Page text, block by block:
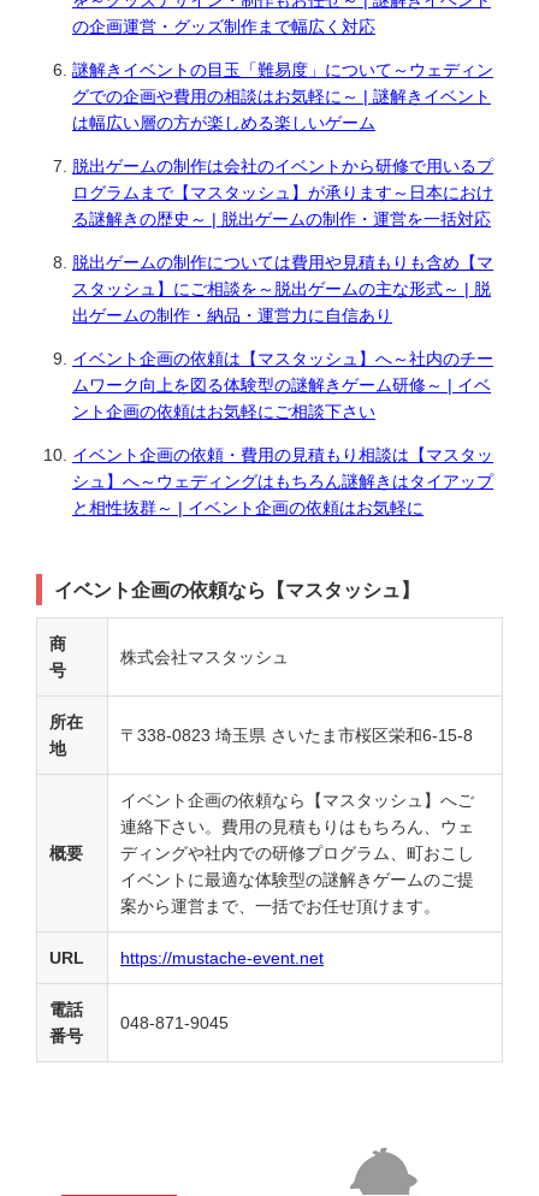
の企画運営・グッズ制作まで幅広く対応
謎解きイベントの目玉「難易度」について～ウェディン
グでの企画や費用の相談はお気軽に～ | 謎解きイベント
は幅広い層の方が楽しめる楽しいゲーム
脱出ゲームの制作は会社のイベントから研修で用いるプ
ログラムまで【マスタッシュ】が承ります～日本におけ
る謎解きの歴史～ | 脱出ゲームの制作・運営を一括対応
脱出ゲームの制作については費用や見積もりも含め【マ
スタッシュ】にご相談を～脱出ゲームの主な形式～ | 脱
出ゲームの制作・納品・運営力に自信あり
イベント企画の依頼は【マスタッシュ】へ～社内のチー
ムワーク向上を図る体験型の謎解きゲーム研修～ | イベ
ント企画の依頼はお気軽にご相談下さい
イベント企画の依頼・費用の見積もり相談は【マスタッ
シュ】へ～ウェディングはもちろん謎解きはタイアップ
と相性抜群～ | イベント企画の依頼はお気軽に
イベント企画の依頼なら【マスタッシュ】
商
号
株式会社マスタッシュ
所在
地
〒338-0823 埼玉県 さいたま市桜区栄和6-15-8
概要
イベント企画の依頼なら【マスタッシュ】へご
連絡下さい。費用の見積もりはもちろん、ウェ
ディングや社内での研修プログラム、町おこし
イベントに最適な体験型の謎解きゲームのご提
案から運営まで、一括でお任せ頂けます。
URL https://mustache-event.net
電話
番号
048-871-9045